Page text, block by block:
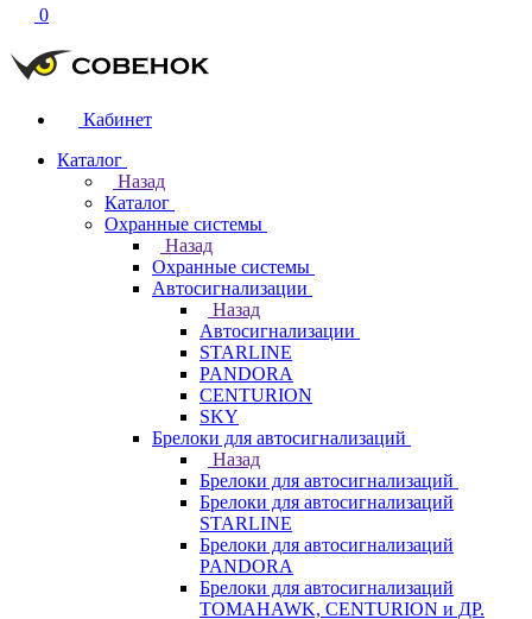
0
Кабинет
Каталог
Назад
Каталог
Охранные системы
Назад
Охранные системы
Автосигнализации
Назад
Автосигнализации
STARLINE
PANDORA
CENTURION
SKY
Брелоки для автосигнализаций
Назад
Брелоки для автосигнализаций
Брелоки для автосигнализаций
STARLINE
Брелоки для автосигнализаций
PANDORA
Брелоки для автосигнализаций
TOMAHAWK, CENTURION и ДР.